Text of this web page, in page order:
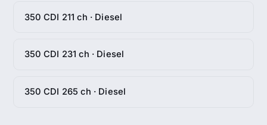
350 CDI 211 ch · Diesel
350 CDI 231 ch · Diesel
350 CDI 265 ch · Diesel